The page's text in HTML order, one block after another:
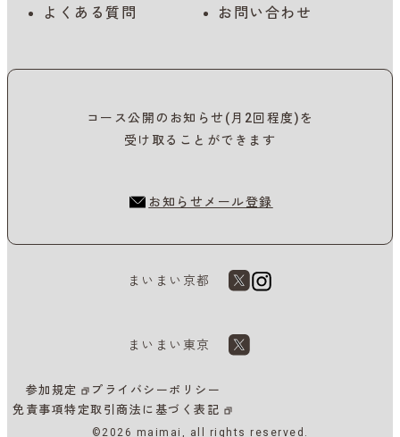
よくある質問
お問い合わせ
コース公開のお知らせ(月2回程度)を
受け取ることができます
お知らせメール登録
まいまい京都
まいまい東京
参加規定
プライバシーポリシー
免責事項特定取引商法に基づく表記
©2026 maimai, all rights reserved.